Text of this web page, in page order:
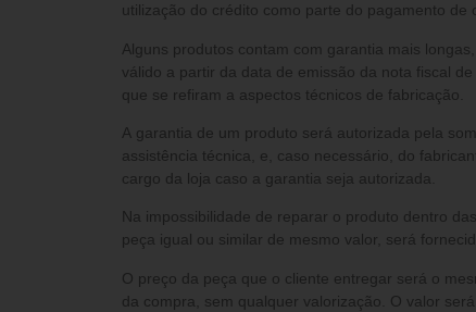
utilização do crédito como parte do pagamento de
Alguns produtos contam com garantia mais longas,
válido a partir da data de emissão da nota fiscal
que se refiram a aspectos técnicos de fabricação.
A garantia de um produto será autorizada pela somente após análise do setor de
assistência técnica, e, caso necessário, do
cargo da loja caso a garantia seja autorizada.
Na impossibilidade de reparar o produto dentro
peça igual ou similar de mesmo valor, será
O preço da peça que o cliente entregar será o
da compra, sem qualquer valorização. O valor